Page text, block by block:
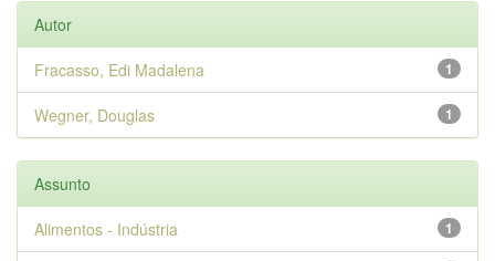
Autor
1
Fracasso, Edi Madalena
1
Wegner, Douglas
Assunto
1
Alimentos - Indústria